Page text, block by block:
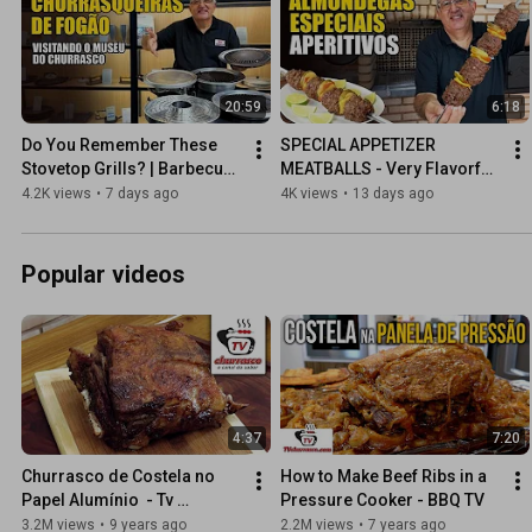
20:59
Do You Remember These
Stovetop Grills? | Barbecue
Museum - TV Churrasco
4.2K views • 7 days ago
6:18
SPECIAL APPETIZER
MEATBALLS - Very Flavorful
- Tv Churrasco
4K views • 13 days ago
Popular videos
4:37
Churrasco de Costela no
Papel Alumínio  - Tv
Churrasco
3.2M views • 9 years ago
7:20
How to Make Beef Ribs in a
Pressure Cooker - BBQ TV
2.2M views • 7 years ago